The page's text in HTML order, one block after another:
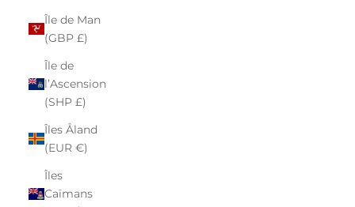
Île de Man
(GBP £)
Île de
l’Ascension
(SHP £)
Îles Åland
(EUR €)
Îles
Caïmans